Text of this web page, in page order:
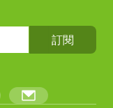
訂閱